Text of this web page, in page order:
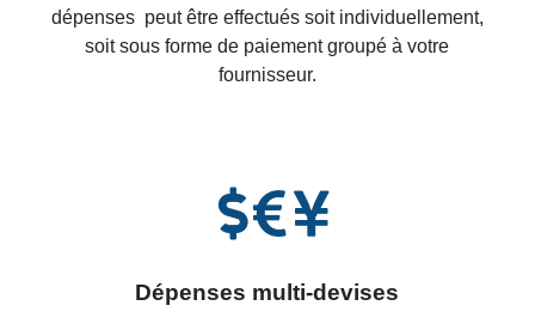
dépenses peut être effectués soit individuellement,
soit sous forme de paiement groupé à votre
fournisseur.
Dépenses multi-devises